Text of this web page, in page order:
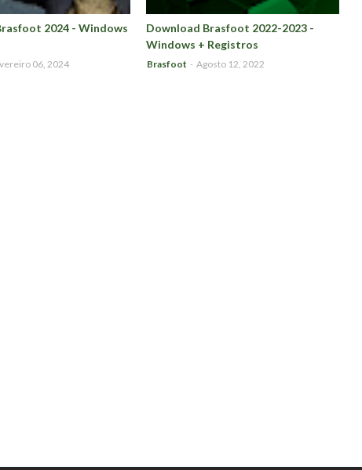
2024 - Windows
06, 2024
Download Brasfoot 2022-2023 -
Windows + Registros
Brasfoot - Agosto 12, 2022